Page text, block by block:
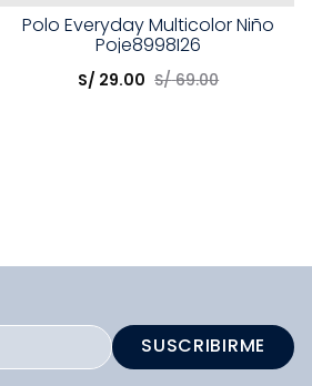
Talla
Elige una opción
Polo Everyday Multicolor Niño
Poje8998I26
S/ 29.00 S/ 69.00
SUSCRIBIRME